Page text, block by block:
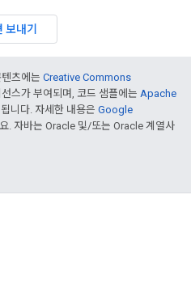
보내기
츠에는 Creative Commons
스가 부여되며, 코드 샘플에는 Apache
니다. 자세한 내용은 Google
. 자바는 Oracle 및/또는 Oracle 계열사